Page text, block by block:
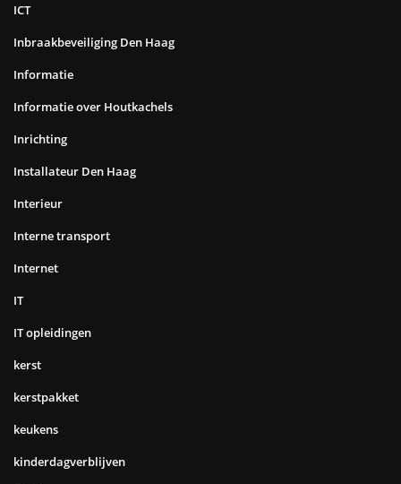
ICT
Inbraakbeveiliging Den Haag
Informatie
Informatie over Houtkachels
Inrichting
Installateur Den Haag
Interieur
Interne transport
Internet
IT
IT opleidingen
kerst
kerstpakket
keukens
kinderdagverblijven